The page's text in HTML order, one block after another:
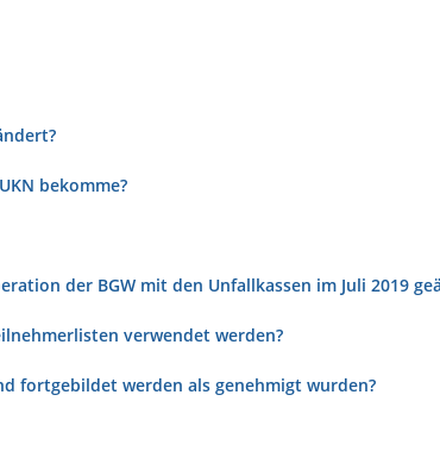
bekomme?
der BGW mit den Unfallkassen im Juli 2019
verwendet werden?
fortgebildet werden als genehmigt wurden?